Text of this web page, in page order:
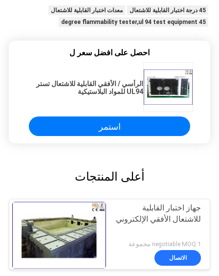
45 درجة اختبار القابلية للاشتعال
معدات اختبار القابلية للاشتعال
45 degree flammability tester,ul 94 test equipment
احصل على افضل سعر ل
الرأسي / الأفقي القابلية للاشتعال تستر
UL94 للمواد البلاستيكية
استمر
أعلى المنتجات
جهاز اختبار القابلية
للاشتعال الأفقي الإلكتروني
negotiable MOQ:1 مجموعة
الاتصال